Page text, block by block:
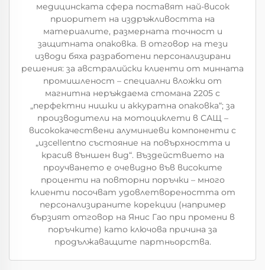
медицинската сфера поставят най-висок
приоритет на издръжливостта на
материалите, размерната точност и
защитната опаковка. В отговор на тези
изводи бяха разработени персонализирани
решения: за австралийски клиенти от минната
промишленост – специални вложки от
магнитна неръждаема стомана 2205 с
„перфектни нишки и аккуратна опаковка“; за
производители на мотоциклети в САЩ –
висококачествени алуминиеви компоненти с
„изcellentno състояние на повърхността и
красив външен вид“. Въздействието на
проучването е очевидно във високите
проценти на повторни поръчки – много
клиенти посочват удовлетвореността от
персонализираните корекции (например
бързият отговор на Янис Гао при промени в
поръчките) като ключова причина за
продължаващите партньорства.